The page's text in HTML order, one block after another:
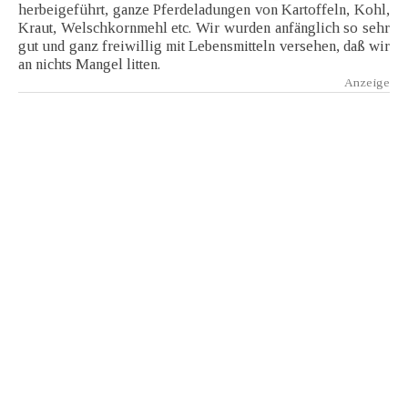
herbeigeführt, ganze Pferdeladungen von Kartoffeln, Kohl,
Kraut, Welschkornmehl etc. Wir wurden anfänglich so sehr
gut und ganz freiwillig mit Lebensmitteln versehen, daß wir
an nichts Mangel litten.